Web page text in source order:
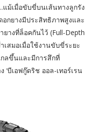
ม้เมื่อขับขี่บนเส้นทางลูกรัง
กยางมีประสิทธิภาพสูงและ
างที่ล็อคกันไว้ (Full-Depth
เสมอเมื่อใช้งานขับขี่ระยะ
กลขึ้นและมีการสึกที่
‘บีเอฟกู๊ดริช ออล-เทอร์เรน